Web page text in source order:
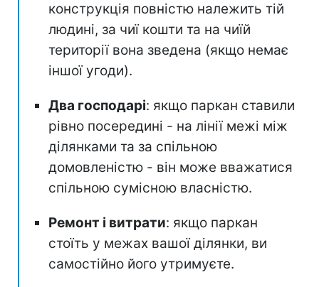
конструкція повністю належить тій
людині, за чиї кошти та на чиїй
території вона зведена (якщо немає
іншої угоди).
Два господарі: якщо паркан ставили
рівно посередині - на лінії межі між
ділянками та за спільною
домовленістю - він може вважатися
спільною сумісною власністю.
Ремонт і витрати: якщо паркан
стоїть у межах вашої ділянки, ви
самостійно його утримуєте.